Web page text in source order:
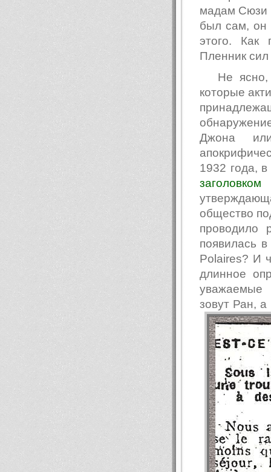
мадам Сюзи
был сам, он
этого. Как
Пленник
Не
которые
Джона
1932 года,
общество
проводило
появилась
Polaires? И
длинное
уважаемые
зовут Ран,